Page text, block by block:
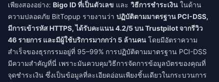
เพียงสองอย่าง: Bigo ID ที่เป็นตัวเลข และ วิธีการชำระเงิน ในด้าน
ความปลอดภัย BitTopup รายงานว่า ปฏิบัติตามมาตรฐาน PCI-DSS,
มีการเข้ารหัส HTTPS, ได้รับคะแนน 4.2/5 บน Trustpilot จากรีวิว
46 รายการ และมีผู้ใช้บริการมากกว่า 5 ล้านคน โดยมีอัตราความ
สำเร็จของธุรกรรมอยู่ที่ 95–99% การปฏิบัติตามมาตรฐาน PCI-DSS
มีความสำคัญที่นี่ เพราะมันควบคุมวิธีการจัดการข้อมูลบัตรของคุณที่
จุดชำระเงิน ซึ่งเป็นข้อมูลที่ละเอียดอ่อนเพียงชิ้นเดียวในกระบวนการ